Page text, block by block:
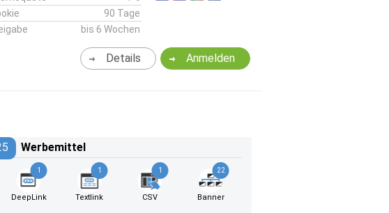
90 Tage
bis 6 Wochen
Anmelden
Details
Werbemittel
1
DeepLink
1
Textlink
1
CSV
22
Banner